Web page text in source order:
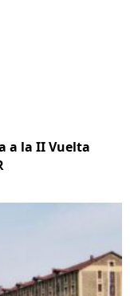
a la II Vuelta